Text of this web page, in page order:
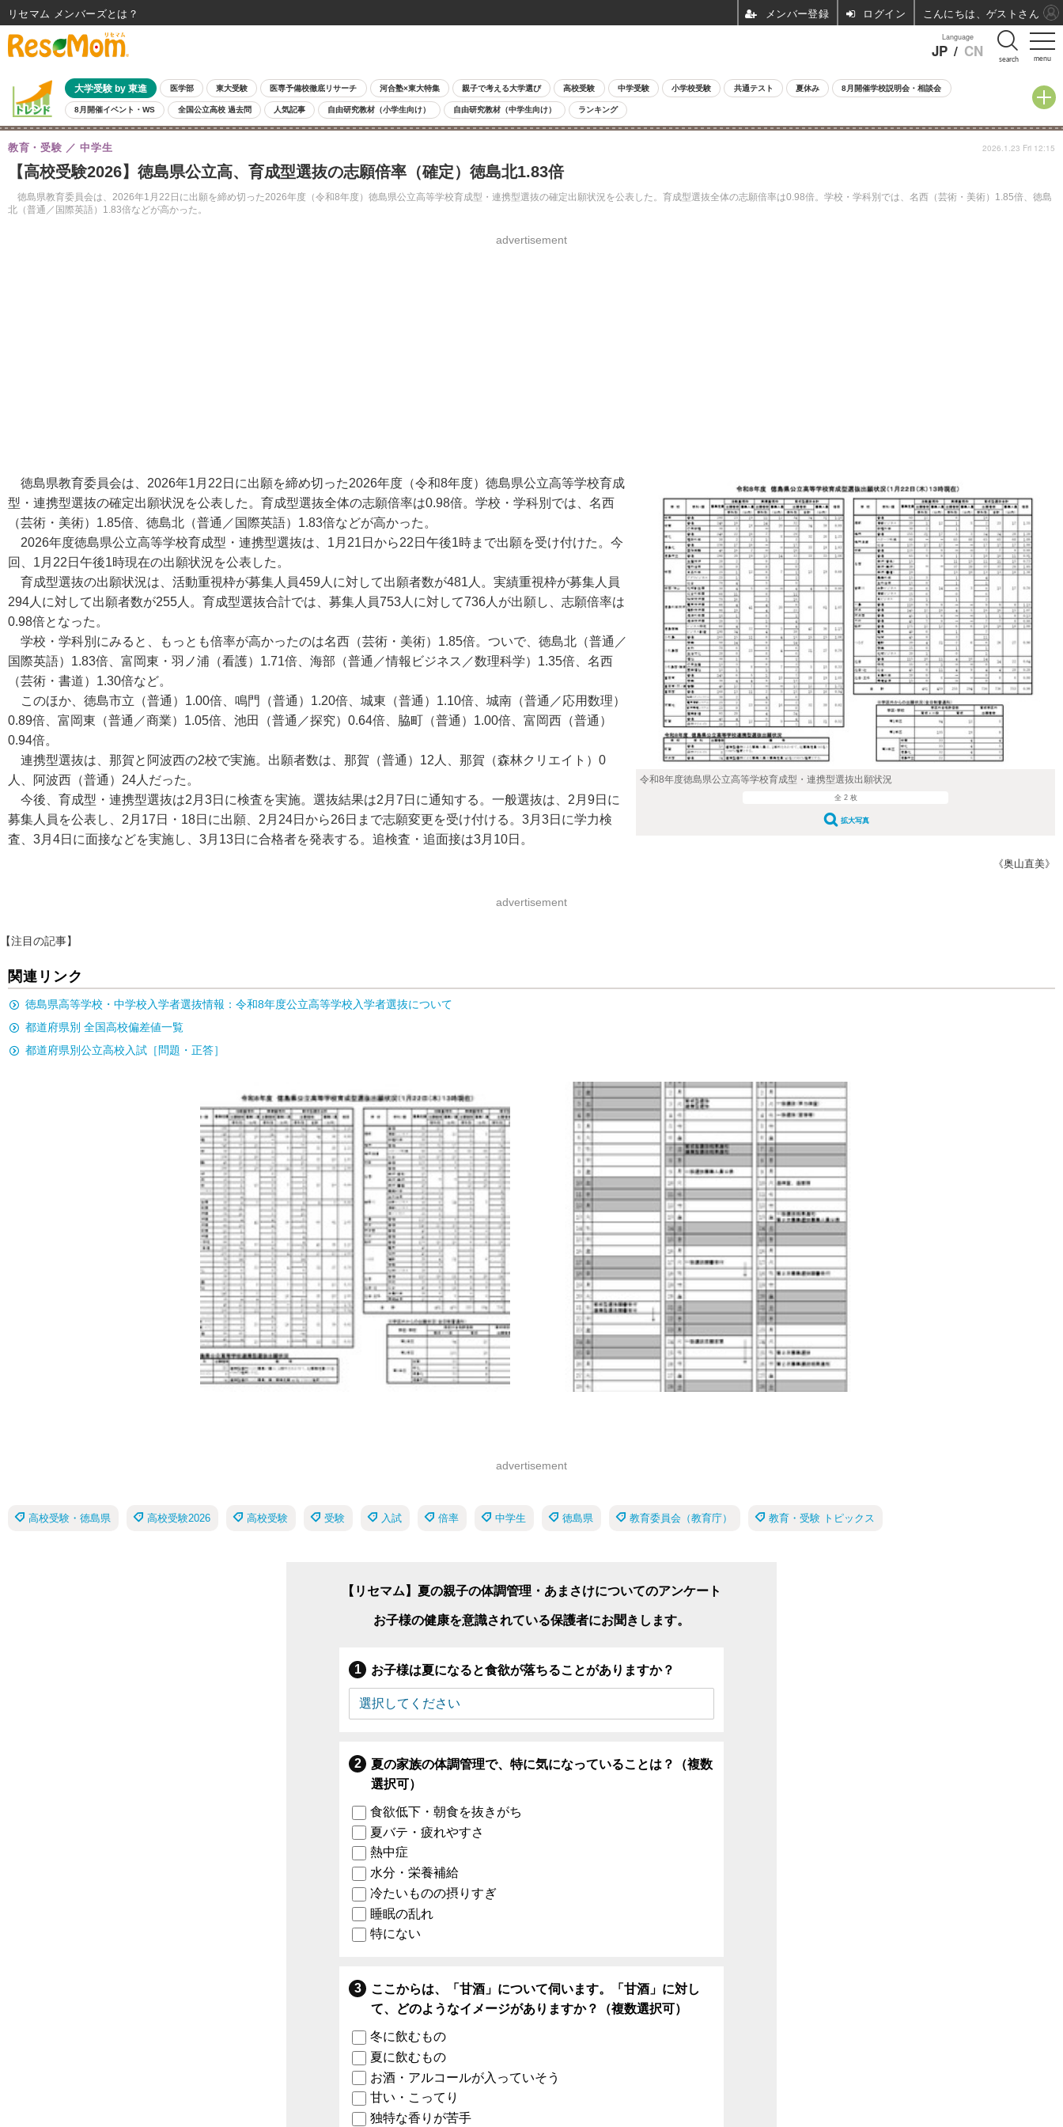
menu
Language
JP / CN search
大学受験 by 東進 医学部 東大受験 医専予備校徹底リサーチ 河合塾×東大特集 親子で考える大学選び 高校受験 中学受験 小学校受験 共通テスト 夏休み 8月開催学校説明会・相談会
8月開催イベント・WS 全国公立高校 過去問 人気記事 自由研究教材（小学生向け） 自由研究教材（中学生向け） ランキング
【高校受験2026】徳島県公立高、育成型選抜の志願倍率（確定）徳島北1.83倍
徳島県教育委員会は、2026年1月22日に出願を締め切った2026年度（令和8年度）徳島県公立高等学校育成型・連携型選抜の確定出願状況を公表した。育成型選抜全体の志願倍率は0.98倍。学校・学科別では、名西（芸術・美術）1.85倍、徳島
北（普通／国際英語）1.83倍などが高かった。
教育・受験 中学生
advertisement
2026.1.23 Fri 12:15
令和8年度徳島県公立高等学校育成型・連携型選抜出願状況
全 2 枚
拡大写真
徳島県教育委員会は、2026年1月22日に出願を締め切った2026年度（令和8年度）徳島県公立高等学校育成
型・連携型選抜の確定出願状況を公表した。育成型選抜全体の志願倍率は0.98倍。学校・学科別では、名西
（芸術・美術）1.85倍、徳島北（普通／国際英語）1.83倍などが高かった。
2026年度徳島県公立高等学校育成型・連携型選抜は、1月21日から22日午後1時まで出願を受け付けた。今
回、1月22日午後1時現在の出願状況を公表した。
育成型選抜の出願状況は、活動重視枠が募集人員459人に対して出願者数が481人。実績重視枠が募集人員
294人に対して出願者数が255人。育成型選抜合計では、募集人員753人に対して736人が出願し、志願倍率は
0.98倍となった。
学校・学科別にみると、もっとも倍率が高かったのは名西（芸術・美術）1.85倍。ついで、徳島北（普通／
国際英語）1.83倍、富岡東・羽ノ浦（看護）1.71倍、海部（普通／情報ビジネス／数理科学）1.35倍、名西
（芸術・書道）1.30倍など。
このほか、徳島市立（普通）1.00倍、鳴門（普通）1.20倍、城東（普通）1.10倍、城南（普通／応用数理）
0.89倍、富岡東（普通／商業）1.05倍、池田（普通／探究）0.64倍、脇町（普通）1.00倍、富岡西（普通）
0.94倍。
連携型選抜は、那賀と阿波西の2校で実施。出願者数は、那賀（普通）12人、那賀（森林クリエイト）0
人、阿波西（普通）24人だった。
今後、育成型・連携型選抜は2月3日に検査を実施。選抜結果は2月7日に通知する。一般選抜は、2月9日に
募集人員を公表し、2月17日・18日に出願、2月24日から26日まで志願変更を受け付ける。3月3日に学力検
査、3月4日に面接などを実施し、3月13日に合格者を発表する。追検査・追面接は3月10日。
《奥山直美》
advertisement
【注目の記事】
関連リンク
徳島県高等学校・中学校入学者選抜情報：令和8年度公立高等学校入学者選抜について
都道府県別 全国高校偏差値一覧
都道府県別公立高校入試［問題・正答］
advertisement
高校受験・徳島県 高校受験2026 高校受験 受験 入試 倍率 中学生 徳島県 教育委員会（教育庁） 教育・受験 トピックス
【リセマム】夏の親子の体調管理・あまさけについてのアンケート
お子様の健康を意識されている保護者にお聞きします。
お子様は夏になると食欲が落ちることがありますか？
夏の家族の体調管理で、特に気になっていることは？（複数
選択可）
食欲低下・朝食を抜きがち
夏バテ・疲れやすさ
熱中症
水分・栄養補給
冷たいものの摂りすぎ
睡眠の乱れ
特にない
ここからは、「甘酒」について伺います。「甘酒」に対し
て、どのようなイメージがありますか？（複数選択可）
冬に飲むもの
夏に飲むもの
お酒・アルコールが入っていそう
甘い・こってり
独特な香りが苦手
リセマム メンバーズ ログイン こんにちは、ゲストさん